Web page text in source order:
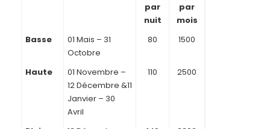
par
nuit
par
mois
Basse
01 Mais – 31
Octobre
80 1500
Haute
01 Novembre –
12 Décembre &11
Janvier – 30
Avril
110 2500